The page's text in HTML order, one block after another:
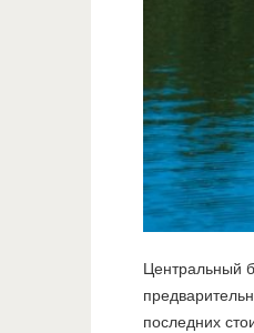
Центральный
последних